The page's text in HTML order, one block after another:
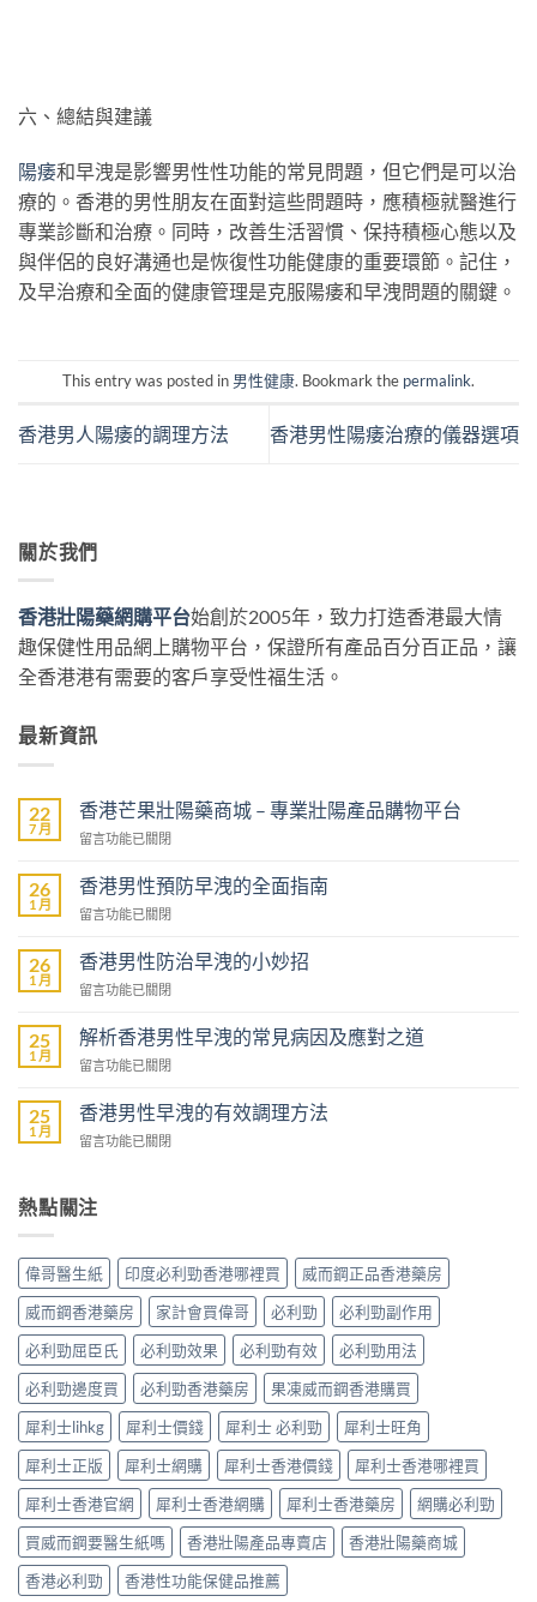
六、總結與建議
陽痿和早洩是影響男性性功能的常見問題，但它們是可以治
療的。香港的男性朋友在面對這些問題時，應積極就醫進行
專業診斷和治療。同時，改善生活習慣、保持積極心態以及
與伴侶的良好溝通也是恢復性功能健康的重要環節。記住，
及早治療和全面的健康管理是克服陽痿和早洩問題的關鍵。
This entry was posted in 男性健康. Bookmark the permalink.
香港男人陽痿的調理方法 香港男性陽痿治療的儀器選項
關於我們
香港壯陽藥網購平台始創於2005年，致力打造香港最大情
趣保健性用品網上購物平台，保證所有產品百分百正品，讓
全香港港有需要的客戶享受性福生活。
最新資訊
22
7 月
香港芒果壯陽藥商城 – 專業壯陽產品購物平台
在
港
芒
果
陽
藥
商
–
專
壯
陽
產
物
中
留言功能已關閉
26
1 月
香港男性預防早洩的全面指南
在
港
男
性
防
早
洩
全
面
中
留言功能已關閉
26
1 月
香港男性防治早洩的小妙招
在
港
男
性
治
早
洩
妙
留言功能已關閉
25
1 月
解析香港男性早洩的常見病因及應對之道
在
析
香
港
早
常
見
病
因
及
應
對
之
道〉
中
留言功能已關閉
25
1 月
香港男性早洩的有效調理方法
在
男
性
洩
的
有
效
調
理
方
法〉
中
留言功能已關閉
熱點關注
偉哥醫生紙 印度必利勁香港哪裡買
威而鋼正品香港藥房
威而鋼香港藥房
家計會買偉哥 必利勁
必利勁副作用
必利勁屈臣氏
必利勁效果 必利勁有效
必利勁用法
必利勁邊度買
必利勁香港藥房
果凍威而鋼香港購買
犀利士lihkg
犀利士價錢 犀利士 必利勁
犀利士旺角
犀利士正版
犀利士網購 犀利士香港價錢
犀利士香港哪裡買
犀利士香港官網
犀利士香港網購 犀利士香港藥房
網購必利勁
買威而鋼要醫生紙嗎
香港壯陽產品專賣店
香港壯陽藥商城
香港必利勁
香港性功能保健品推薦